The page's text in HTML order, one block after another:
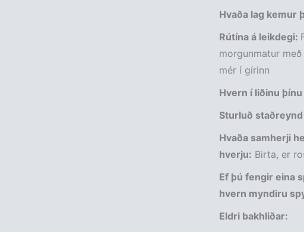
Hvaða lag kemur
Rútína á leikdegi:
morgunmatur
mér í gírinn
Hvern í liðinu
Sturluð
Hvaða samherji
hverju: Birta, er
Ef þú fengir eina
hvern myndiru
Eldri bakhliðar: